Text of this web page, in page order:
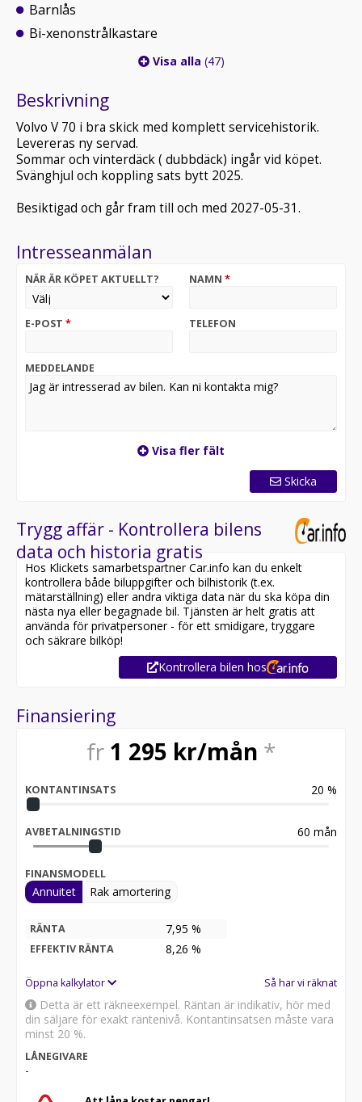
Barnlås
Bi-xenonstrålkastare
Visa alla (47)
Beskrivning
Volvo V 70 i bra skick med komplett servicehistorik.
Levereras ny servad.
Sommar och vinterdäck ( dubbdäck) ingår vid köpet.
Svänghjul och koppling sats bytt 2025.
Besiktigad och går fram till och med 2027-05-31.
Intresseanmälan
NÄR ÄR KÖPET AKTUELLT? NAMN *
E-POST * TELEFON
MEDDELANDE
Visa fler fält
Skicka
Trygg affär - Kontrollera bilens
data och historia gratis
Hos Klickets samarbetspartner Car.info kan du enkelt
kontrollera både biluppgifter och bilhistorik (t.ex.
mätarställning) eller andra viktiga data när du ska köpa din
nästa nya eller begagnade bil. Tjänsten är helt gratis att
använda för privatpersoner - för ett smidigare, tryggare
och säkrare bilköp!
Kontrollera bilen hos
Finansiering
fr 1 295 kr/mån *
KONTANTINSATS 20 %
AVBETALNINGSTID 60 mån
FINANSMODELL
Annuitet Rak amortering
RÄNTA 7,95 %
EFFEKTIV RÄNTA 8,26 %
Öppna kalkylator Så har vi räknat
Detta är ett räkneexempel. Räntan är indikativ, hör med
din säljare för exakt räntenivå. Kontantinsatsen måste vara
minst 20 %.
LÅNEGIVARE
-